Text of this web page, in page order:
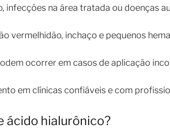
infecções na área tratada ou doenças
vermelhidão, inchaço e pequenos
ocorrer em casos de aplicação
em clínicas confiáveis e com
ácido hialurônico?